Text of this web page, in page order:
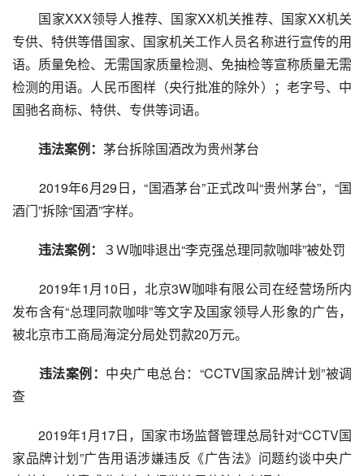
国家XXX领导人推荐、国家XX机关推荐、国家XX机关
专供、特供等借国家、国家机关工作人员名称进行宣传的用
语。质量免检、无需国家质量检测、免抽检等宣称质量无需
检测的用语。人民币图样（央行批准的除外）；老字号、中
国驰名商标、特供、专供等词语。
违法案例： 茅台拆除国酒改为贵州茅台
2019年6月29日，“国酒茅台”正式改叫“贵州茅台”，“国
酒门”拆除“国酒”字样。
违法案例： ３Ｗ咖啡退出“李克强总理同款咖啡”被处罚
2019年1月10日，北京3W咖啡有限公司在经营场所内
发布含有“总理同款咖啡”等文字及国家领导人形象的广告，
被北京市工商局海淀分局处罚款20万元。
违法案例： 中央广电总台：“CCTV国家品牌计划”被调
查
2019年1月17日，国家市场监督管理总局针对“CCTV国
家品牌计划”广告用语涉嫌违反《广告法》问题约谈中央广